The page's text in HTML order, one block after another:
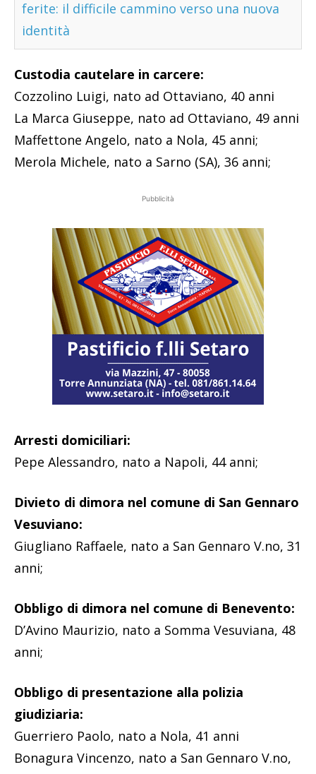
ferite: il difficile cammino verso una nuova
identità
Custodia cautelare in carcere:
Cozzolino Luigi, nato ad Ottaviano, 40 anni
La Marca Giuseppe, nato ad Ottaviano, 49 anni
Maffettone Angelo, nato a Nola, 45 anni;
Merola Michele, nato a Sarno (SA), 36 anni;
Pubblicità
Arresti domiciliari:
Pepe Alessandro, nato a Napoli, 44 anni;
Divieto di dimora nel comune di San Gennaro
Vesuviano:
Giugliano Raffaele, nato a San Gennaro V.no, 31
anni;
Obbligo di dimora nel comune di Benevento:
D’Avino Maurizio, nato a Somma Vesuviana, 48
anni;
Obbligo di presentazione alla polizia
giudiziaria:
Guerriero Paolo, nato a Nola, 41 anni
Bonagura Vincenzo, nato a San Gennaro V.no,